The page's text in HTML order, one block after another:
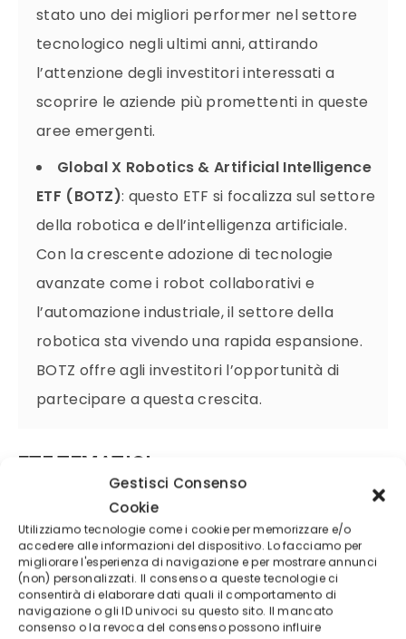
Gestisci Consenso
Cookie
Utilizziamo tecnologie come i cookie per memorizzare e/o
accedere alle informazioni del dispositivo. Lo facciamo per
migliorare l'esperienza di navigazione e per mostrare annunci
(non) personalizzati. Il consenso a queste tecnologie ci
consentirà di elaborare dati quali il comportamento di
navigazione o gli ID univoci su questo sito. Il mancato
consenso o la revoca del consenso possono influire
stato uno dei migliori performer nel settore
tecnologico negli ultimi anni, attirando
l’attenzione degli investitori interessati a
scoprire le aziende più promettenti in queste
aree emergenti.
Global X Robotics & Artificial Intelligence
ETF (BOTZ): questo ETF si focalizza sul settore
della robotica e dell’intelligenza artificiale.
Con la crescente adozione di tecnologie
avanzate come i robot collaborativi e
l’automazione industriale, il settore della
robotica sta vivendo una rapida espansione.
BOTZ offre agli investitori l’opportunità di
partecipare a questa crescita.
ETF TEMATICI
Gli ETF tematici si concentrano su specifiche
tematiche di investimentoall’interno del settore
tecnologico. Alcuni dei migliori ETF tematici per il
2023 includono: